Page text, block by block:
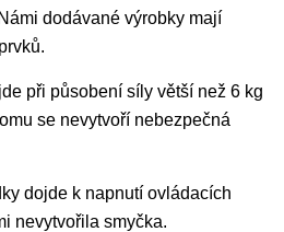
dodávané výrobky mají
při působení síly větší než 6 kg
se nevytvoří nebezpečná
dojde k napnutí ovládacích
nevytvořila smyčka.